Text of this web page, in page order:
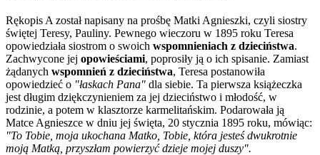
Rękopis A został napisany na prośbę Matki Agnieszki, czyli siostry
świętej Teresy, Pauliny. Pewnego wieczoru w 1895 roku Teresa
opowiedziała siostrom o swoich wspomnieniach z dzieciństwa.
Zachwycone jej opowieściami, poprosiły ją o ich spisanie. Zamiast
żądanych wspomnień z dzieciństwa, Teresa postanowiła
opowiedzieć o "łaskach Pana" dla siebie. Ta pierwsza książeczka
jest długim dziękczynieniem za jej dzieciństwo i młodość, w
rodzinie, a potem w klasztorze karmelitańskim. Podarowała ją
Matce Agnieszce w dniu jej święta, 20 stycznia 1895 roku, mówiąc:
"To Tobie, moja ukochana Matko, Tobie, która jesteś dwukrotnie
moją Matką, przyszłam powierzyć dzieje mojej duszy".